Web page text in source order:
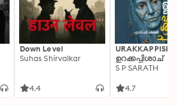
Down Level
Suhas Shirvalkar
4.4
ഉറക്കപ്പിശാച്
S P SARATH
4.7